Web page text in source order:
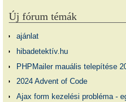
Új fórum témák
ajánlat
hibadetektív.hu
PHPMailer mauális telepítése
2024 Advent of Code
Ajax form kezelési probléma -